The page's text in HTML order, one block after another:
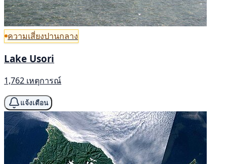
ความเสี่ยงปานกลาง
Lake Usori
1,762 เหตุการณ์
แจ้งเตือน